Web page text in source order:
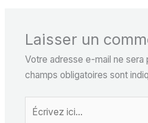
Laisser un
Votre adresse e-mail ne sera
champs obligatoires sont
Écrivez